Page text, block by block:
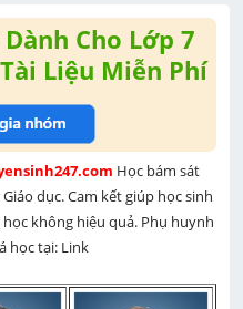
Cho Lớp 7
Liệu Miễn Phí
Học bám sát
dục. Cam kết giúp học sinh
không hiệu quả. Phụ huynh
học tại: Link